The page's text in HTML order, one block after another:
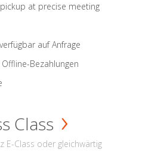
at precise meeting
auf Anfrage
Bezahlungen
Class
E-Class oder gleichwärtig